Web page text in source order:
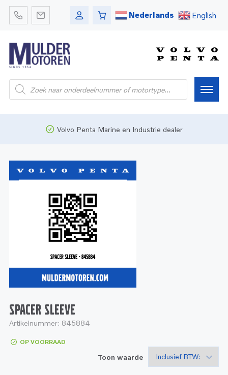
Nederlands English
Onderdelen
Bedrijfsvaart
Onderdelen
Motoren
Onderdelen
Service
Motoren
Service en onderhoud
Reman - Bedrijfsvaart
Volvo Penta Marine en Industrie dealer
SPACER SLEEVE
Artikelnummer: 845884
OP VOORRAAD
Toon waarde